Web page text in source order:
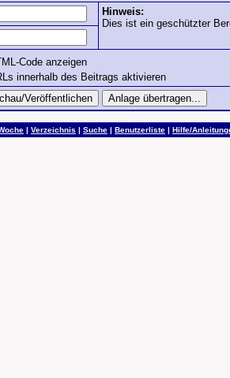
Hinweis:
Dies ist ein geschützter
Code anzeigen
innerhalb des Beitrags aktivieren
| Verzeichnis | Suche | Benutzerliste | Hilfe/